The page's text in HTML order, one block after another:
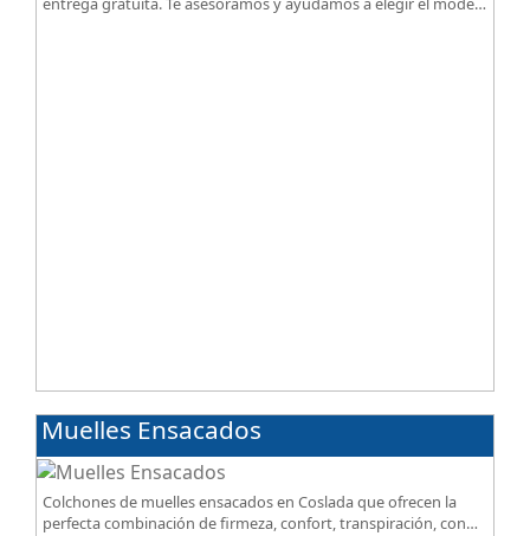
Muelles Ensacados
Colchones de muelles ensacados en Coslada que ofrecen la
perfecta combinación de firmeza, confort, transpiración, con